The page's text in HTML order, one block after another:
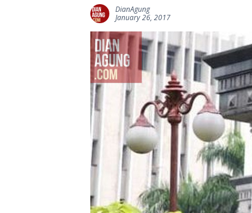
DianAgung
January 26, 2017